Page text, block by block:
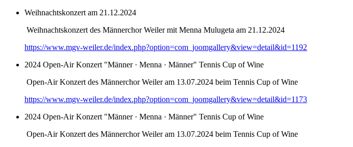
Weihnachtskonzert am 21.12.2024
Weihnachtskonzert des Männerchor Weiler mit Menna Mulugeta am 21.12.2024
https://www.mgv-weiler.de/index.php?option=com_joomgallery&view=detail&id=1192
2024 Open-Air Konzert "Männer · Menna · Männer" Tennis Cup of Wine
Open-Air Konzert des Männerchor Weiler am 13.07.2024 beim Tennis Cup of Wine
https://www.mgv-weiler.de/index.php?option=com_joomgallery&view=detail&id=1173
2024 Open-Air Konzert "Männer · Menna · Männer" Tennis Cup of Wine
Open-Air Konzert des Männerchor Weiler am 13.07.2024 beim Tennis Cup of Wine